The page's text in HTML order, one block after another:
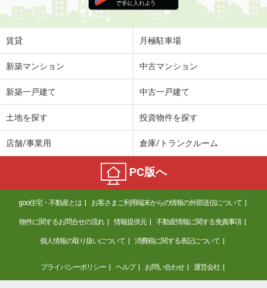
賃貸 月極駐車場
新築マンション 中古マンション
新築一戸建て 中古一戸建て
土地を探す 投資物件を探す
店舗/事業用 倉庫/トランクルーム
PC版へ
goo住宅・不動産とは お客さまご利用端末からの情報の外部送信について
物件に関するお問合せの流れ 情報提供元 不動産情報に関する免責事項
個人情報の取り扱いについて 消費税に関する表記について
プライバシーポリシー ヘルプ お問い合わせ 運営会社